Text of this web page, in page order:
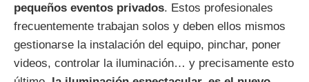
pequeños eventos privados. Estos profesionales
frecuentemente trabajan solos y deben ellos mismos
gestionarse la instalación del equipo, pinchar, poner
videos, controlar la iluminación… y precisamente esto